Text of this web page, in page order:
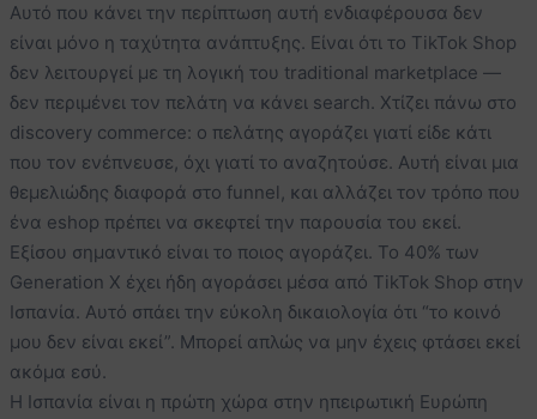
Αυτό που κάνει την περίπτωση αυτή ενδιαφέρουσα δεν
είναι μόνο η ταχύτητα ανάπτυξης. Είναι ότι το TikTok Shop
δεν λειτουργεί με τη λογική του traditional marketplace —
δεν περιμένει τον πελάτη να κάνει search. Χτίζει πάνω στο
discovery commerce: ο πελάτης αγοράζει γιατί είδε κάτι
που τον ενέπνευσε, όχι γιατί το αναζητούσε. Αυτή είναι μια
θεμελιώδης διαφορά στο funnel, και αλλάζει τον τρόπο που
ένα eshop πρέπει να σκεφτεί την παρουσία του εκεί.
Εξίσου σημαντικό είναι το ποιος αγοράζει. Το 40% των
Generation X έχει ήδη αγοράσει μέσα από TikTok Shop στην
Ισπανία. Αυτό σπάει την εύκολη δικαιολογία ότι “το κοινό
μου δεν είναι εκεί”. Μπορεί απλώς να μην έχεις φτάσει εκεί
ακόμα εσύ.
Η Ισπανία είναι η πρώτη χώρα στην ηπειρωτική Ευρώπη